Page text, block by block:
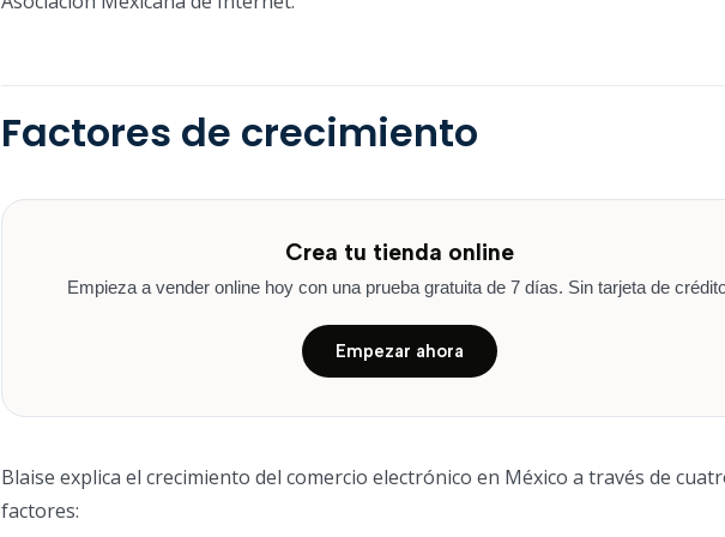
Factores de crecimiento
Crea tu tienda online
Empieza a vender online hoy con una prueba gratuita de 7 días. Sin tarjeta de
Empezar ahora
Blaise explica el crecimiento del comercio electrónico en México a través de
factores: